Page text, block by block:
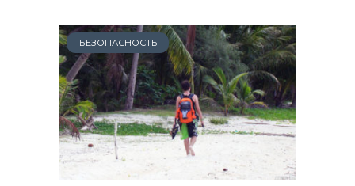
БЕЗОПАСНОСТЬ